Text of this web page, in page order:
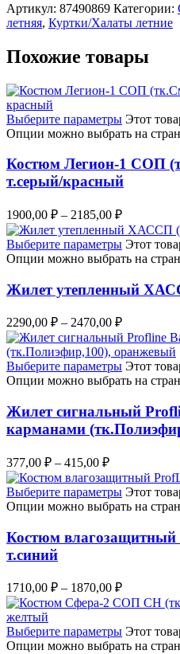
Артикул: 87490869 Категории:
летняя, Куртки/Халаты летние
Похожие товары
Выберите параметры Этот
Опции можно выбрать на
Костюм Легион-1 СОП
т.серый/красный
1900,00 ₽ – 2185,00 ₽
Выберите параметры Этот
Опции можно выбрать на
Жилет утепленный
2290,00 ₽ – 2470,00 ₽
Выберите параметры Этот
Опции можно выбрать на
Жилет сигнальный
карманами
377,00 ₽ – 415,00 ₽
Выберите параметры Этот
Опции можно выбрать на
Костюм влагозащитный
т.синий
1710,00 ₽ – 1870,00 ₽
Выберите параметры Этот
Опции можно выбрать на